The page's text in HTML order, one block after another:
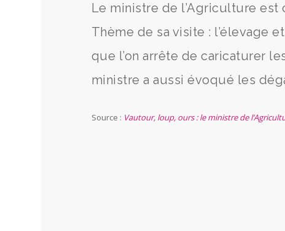
Le ministre de l’Agriculture est
Thème de sa visite : l’élevage
que l’on arrête de caricaturer
ministre a aussi évoqué les
Source : Vautour, loup, ours : le ministre de